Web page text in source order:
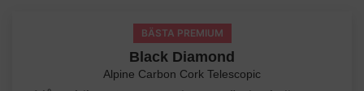
BÄSTA PREMIUM
Black Diamond
Alpine Carbon Cork Telescopic